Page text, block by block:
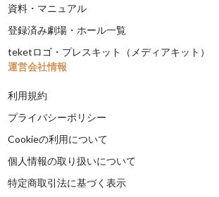
資料・マニュアル
登録済み劇場・ホール一覧
teketロゴ・プレスキット（メディアキット）
運営会社情報
利用規約
プライバシーポリシー
Cookieの利用について
個人情報の取り扱いについて
特定商取引法に基づく表示